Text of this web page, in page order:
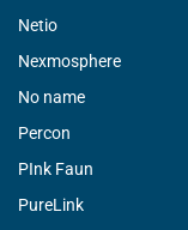
Netio
Nexmosphere
No name
Percon
PInk Faun
PureLink